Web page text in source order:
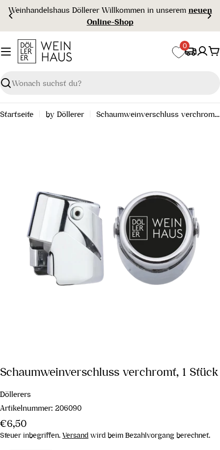
Zum
Inhalt
springen
Weinhandelshaus Döllerer Willkommen in unserem neuen
Online-Shop
Suchen
0
Startseite by Döllerer Schaumweinverschluss verchromt, 1 Stück
Schaumweinverschluss verchromt, 1 Stück
Döllerers
Artikelnummer: 206090
Regulärer
Preis
€6,50
Steuer inbegriffen. Versand wird beim Bezahlvorgang berechnet.